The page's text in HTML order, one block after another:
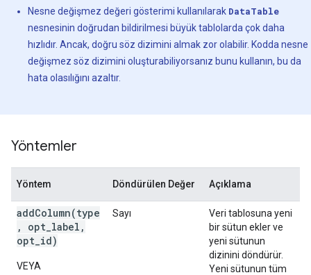
Nesne değişmez değeri gösterimi kullanılarak DataTable
nesnesinin doğrudan bildirilmesi büyük tablolarda çok daha
hızlıdır. Ancak, doğru söz dizimini almak zor olabilir. Kodda nesne
değişmez söz dizimini oluşturabiliyorsanız bunu kullanın, bu da
hata olasılığını azaltır.
Yöntemler
Yöntem Döndürülen Değer Açıklama
addColumn(type
, opt_label,
opt_id)
VEYA
Sayı
Veri tablosuna yeni
bir sütun ekler ve
yeni sütunun
dizinini döndürür.
Yeni sütunun tüm